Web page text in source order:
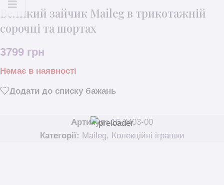
Великий зайчик Maileg в трикотажній
сорочці та шортах
3799 грн
Немає в наявності
Додати до списку бажань
Артикул:16-3403-00
Категорії: Maileg, Колекційні іграшки